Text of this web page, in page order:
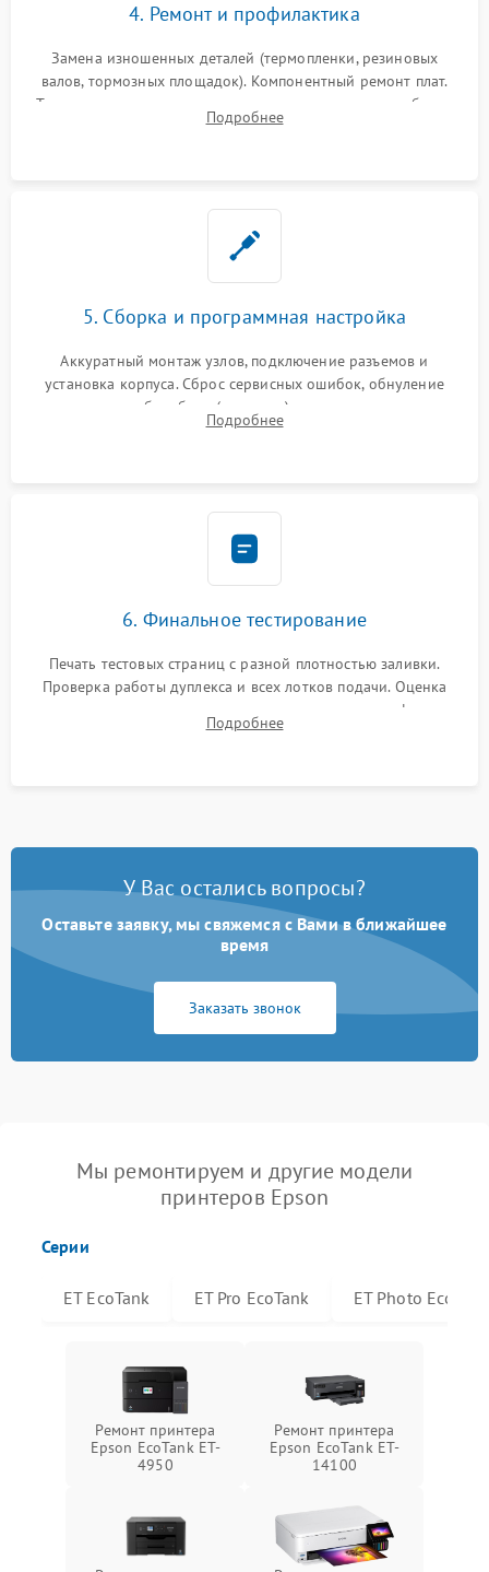
4. Ремонт и профилактика
Замена изношенных деталей (термопленки, резиновых
валов, тормозных площадок). Компонентный ремонт плат.
Тщательная очистка тракта печати, контактов и линз блока
лазера (LSU) от просыпанного тонера и пыли.
Подробнее
5. Сборка и программная настройка
Аккуратный монтаж узлов, подключение разъемов и
установка корпуса. Сброс сервисных ошибок, обнуление
счетчиков абсорбера (памперса) или узла переноса,
обновление прошивки и программная калибровка аппарата.
Подробнее
6. Финальное тестирование
Печать тестовых страниц с разной плотностью заливки.
Проверка работы дуплекса и всех лотков подачи. Оценка
качества запекания тонера и полное отсутствие дефектов
изображения перед выдачей готового устройства.
Подробнее
У Вас остались вопросы?
Оставьте заявку, мы свяжемся с Вами в ближайшее
время
Заказать звонок
Мы ремонтируем и другие модели
принтеров Epson
Серии
ET EcoTank ET Pro EcoTank ET Photo
Ремонт принтера
Epson EcoTank ET-
4950
Ремонт принтера
Epson EcoTank ET-
14100